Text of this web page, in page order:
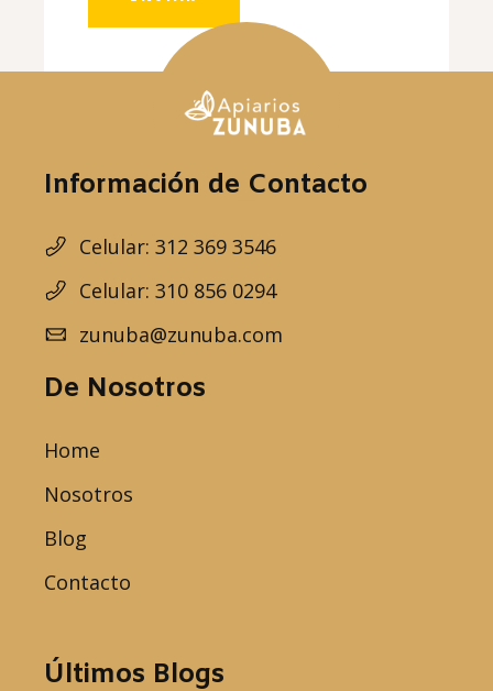
Información de Contacto
Celular: 312 369 3546
Celular: 310 856 0294
zunuba@zunuba.com
De Nosotros
Home
Nosotros
Blog
Contacto
Últimos Blogs